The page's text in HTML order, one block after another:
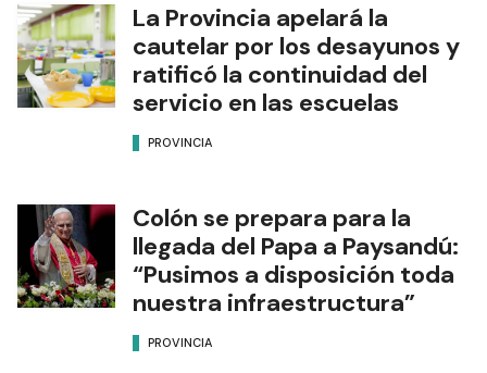
La Provincia apelará la
cautelar por los desayunos y
ratificó la continuidad del
servicio en las escuelas
PROVINCIA
Colón se prepara para la
llegada del Papa a Paysandú:
“Pusimos a disposición toda
nuestra infraestructura”
PROVINCIA